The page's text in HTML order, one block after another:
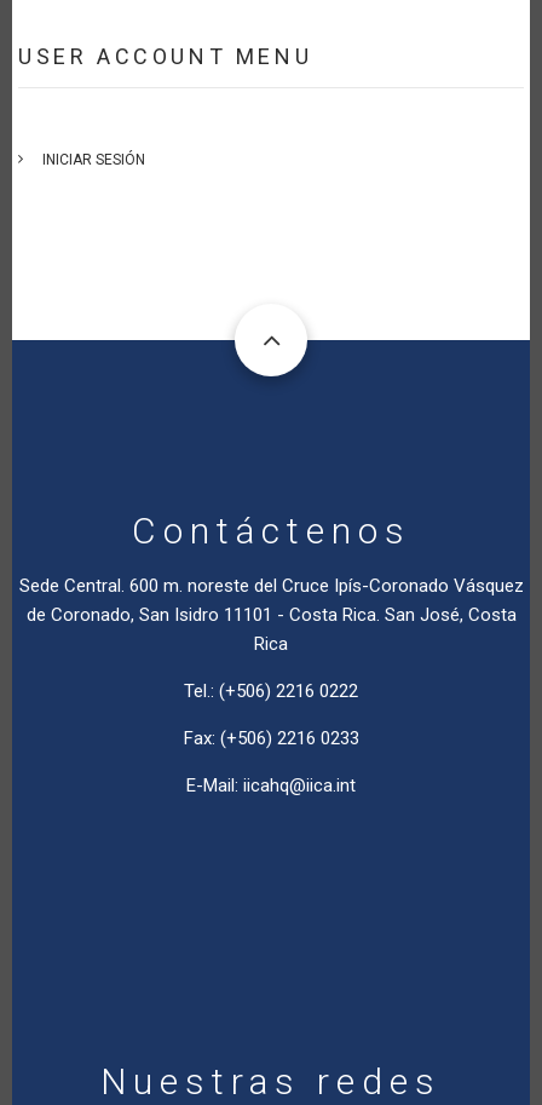
USER ACCOUNT MENU
INICIAR SESIÓN
Contáctenos
Sede Central. 600 m. noreste del Cruce Ipís-Coronado Vásquez
de Coronado, San Isidro 11101 - Costa Rica. San José, Costa
Rica
Tel.: (+506) 2216 0222
Fax: (+506) 2216 0233
E-Mail: iicahq@iica.int
Nuestras redes